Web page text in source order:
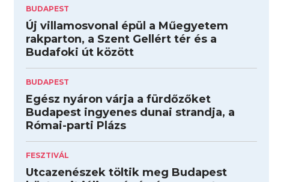
BUDAPEST
Új villamosvonal épül a Műegyetem
rakparton, a Szent Gellért tér és a
Budafoki út között
BUDAPEST
Egész nyáron várja a fürdőzőket
Budapest ingyenes dunai strandja, a
Római-parti Plázs
FESZTIVÁL
Utcazenészek töltik meg Budapest